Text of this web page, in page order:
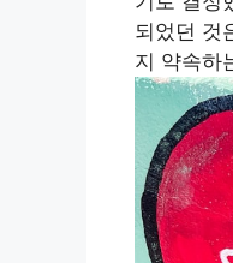
되었던 것
지 약속하